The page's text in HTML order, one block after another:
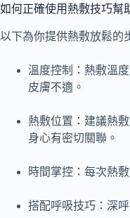
如何正確使用熱敷技巧幫
以下為你提供熱敷放鬆的
溫度控制：熱敷溫
皮膚不適。
熱敷位置：建議熱
身心有密切關聯。
時間掌控：每次熱
搭配呼吸技巧：深